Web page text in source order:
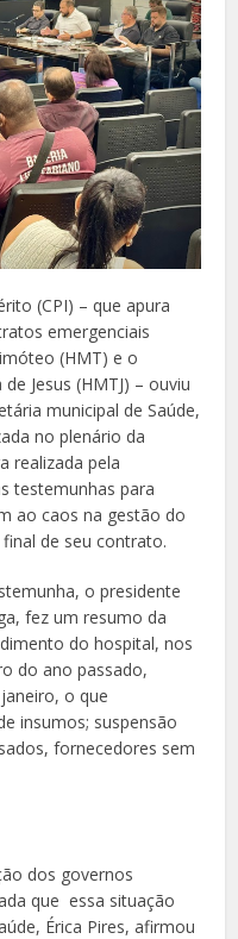
(CPI) – que apura
emergenciais
(HMT) e o
Jesus (HMTJ) – ouviu
municipal de Saúde,
no plenário da
realizada pela
testemunhas para
ao caos na gestão do
de seu contrato.
o presidente
fez um resumo da
do hospital, nos
do ano passado,
o que
insumos; suspensão
fornecedores sem
dos governos
que essa situação
Érica Pires, afirmou